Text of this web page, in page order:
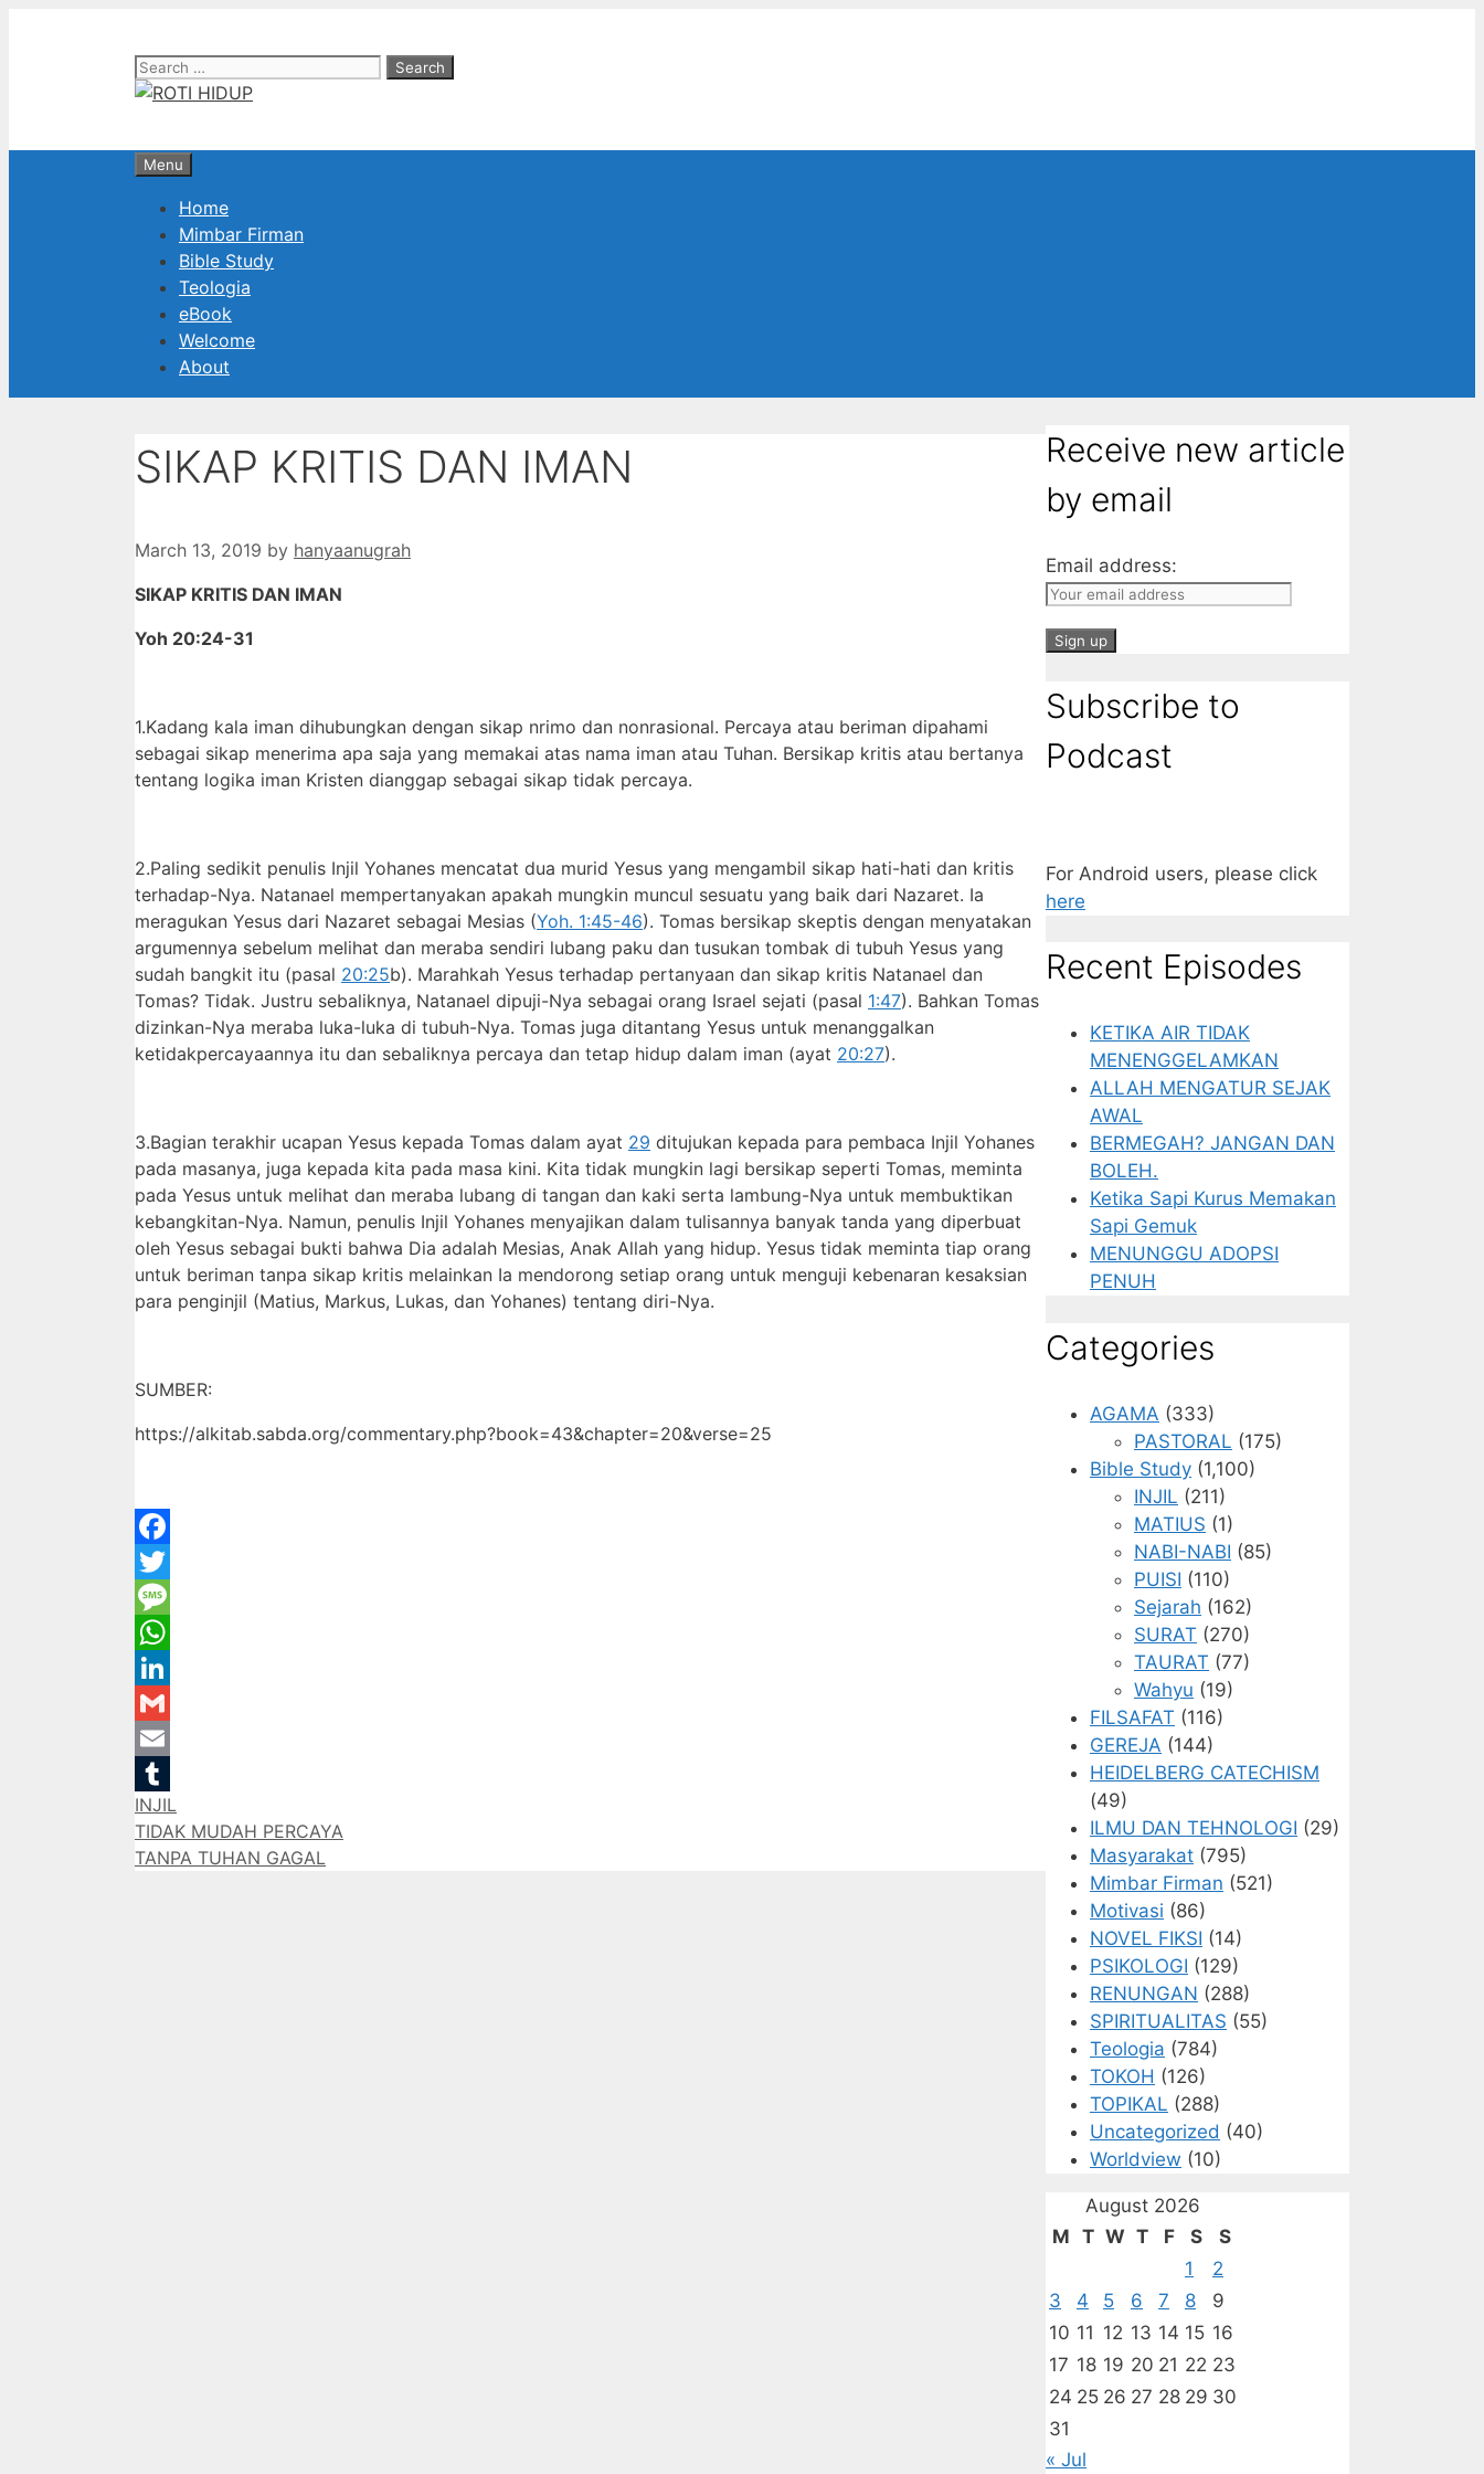
Search
for:
Menu
Home
Mimbar Firman
Bible Study
Teologia
eBook
Welcome
About
SIKAP KRITIS DAN IMAN
March 13, 2019 by hanyaanugrah
SIKAP KRITIS DAN IMAN
Yoh 20:24-31
1.Kadang kala iman dihubungkan dengan sikap nrimo dan nonrasional. Percaya atau beriman dipahami
sebagai sikap menerima apa saja yang memakai atas nama iman atau Tuhan. Bersikap kritis atau bertanya
tentang logika iman Kristen dianggap sebagai sikap tidak percaya.
2.Paling sedikit penulis Injil Yohanes mencatat dua murid Yesus yang mengambil sikap hati-hati dan kritis
terhadap-Nya. Natanael mempertanyakan apakah mungkin muncul sesuatu yang baik dari Nazaret. Ia
meragukan Yesus dari Nazaret sebagai Mesias (Yoh. 1:45-46). Tomas bersikap skeptis dengan menyatakan
argumennya sebelum melihat dan meraba sendiri lubang paku dan tusukan tombak di tubuh Yesus yang
sudah bangkit itu (pasal 20:25b). Marahkah Yesus terhadap pertanyaan dan sikap kritis Natanael dan
Tomas? Tidak. Justru sebaliknya, Natanael dipuji-Nya sebagai orang Israel sejati (pasal 1:47). Bahkan Tomas
dizinkan-Nya meraba luka-luka di tubuh-Nya. Tomas juga ditantang Yesus untuk menanggalkan
ketidakpercayaannya itu dan sebaliknya percaya dan tetap hidup dalam iman (ayat 20:27).
3.Bagian terakhir ucapan Yesus kepada Tomas dalam ayat 29 ditujukan kepada para pembaca Injil Yohanes
pada masanya, juga kepada kita pada masa kini. Kita tidak mungkin lagi bersikap seperti Tomas, meminta
pada Yesus untuk melihat dan meraba lubang di tangan dan kaki serta lambung-Nya untuk membuktikan
kebangkitan-Nya. Namun, penulis Injil Yohanes menyajikan dalam tulisannya banyak tanda yang diperbuat
oleh Yesus sebagai bukti bahwa Dia adalah Mesias, Anak Allah yang hidup. Yesus tidak meminta tiap orang
untuk beriman tanpa sikap kritis melainkan Ia mendorong setiap orang untuk menguji kebenaran kesaksian
para penginjil (Matius, Markus, Lukas, dan Yohanes) tentang diri-Nya.
SUMBER:
https://alkitab.sabda.org/commentary.php?book=43&chapter=20&verse=25
Facebook
Twitter
Message
WhatsApp
LinkedIn
Gmail
Email
Tumblr
Categories
INJIL
TIDAK MUDAH PERCAYA
TANPA TUHAN GAGAL
Receive new article
by email
Email address:
Subscribe to
Podcast
For Android users, please click
here
Recent Episodes
KETIKA AIR TIDAK
MENENGGELAMKAN
ALLAH MENGATUR SEJAK
AWAL
BERMEGAH? JANGAN DAN
BOLEH.
Ketika Sapi Kurus Memakan
Sapi Gemuk
MENUNGGU ADOPSI
PENUH
Categories
AGAMA (333)
PASTORAL (175)
Bible Study (1,100)
INJIL (211)
MATIUS (1)
NABI-NABI (85)
PUISI (110)
Sejarah (162)
SURAT (270)
TAURAT (77)
Wahyu (19)
FILSAFAT (116)
GEREJA (144)
HEIDELBERG CATECHISM
(49)
ILMU DAN TEHNOLOGI (29)
Masyarakat (795)
Mimbar Firman (521)
Motivasi (86)
NOVEL FIKSI (14)
PSIKOLOGI (129)
RENUNGAN (288)
SPIRITUALITAS (55)
Teologia (784)
TOKOH (126)
TOPIKAL (288)
Uncategorized (40)
Worldview (10)
August 2026
M T W T F S
S
1
2
3
4 5 6 7 8
9
10 11 12 13 14 15 16
17 18 19 20 21 22 23
24 25 26 27 28 29 30
31
« Jul